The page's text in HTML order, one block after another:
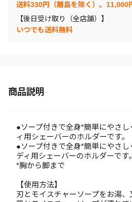
送料330円（離島を除く）。11,000
【後日受け取り（全店舗）】
いつでも送料無料
商品説明
●ソープ付きで全身*簡単にやさ
ィ用シェーバーのホルダーです。
●ソープ付きで全身*簡単にやさ
ディ用シェーバーのホルダーです。
*胸から脚まで
【使用方法】
刃とモイスチャーソープをお湯、